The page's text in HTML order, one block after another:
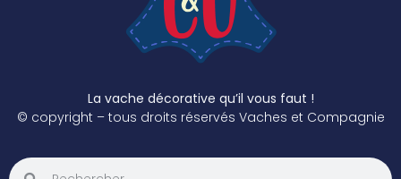
La vache décorative qu’il vous faut !
© copyright – tous droits réservés Vaches et Compagnie